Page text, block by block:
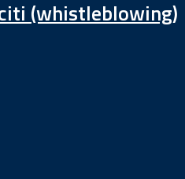
(whistleblowing)